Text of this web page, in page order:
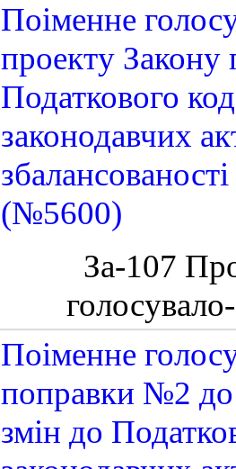
Поіменне
проекту Закону
Податкового
законодавчих
(№5600)
За-107
Поіменне
поправки №2 до
змін до